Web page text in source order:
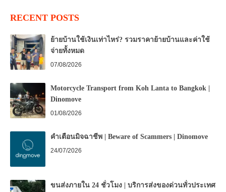
RECENT POSTS
ย้ายบ้านใช้เงินเท่าไหร่? รวมราคาย้ายบ้านและค่าใช้
จ่ายทั้งหมด
07/08/2026
Motorcycle Transport from Koh Lanta to Bangkok |
Dinomove
01/08/2026
คำเตือนมิจฉาชีพ | Beware of Scammers | Dinomove
24/07/2026
ขนส่งภายใน 24 ชั่วโมง | บริการส่งของด่วนทั่วประเทศ